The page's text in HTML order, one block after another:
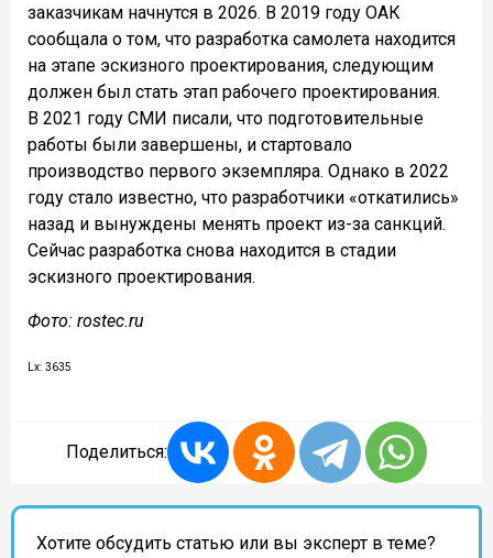
заказчикам начнутся в 2026. В 2019 году ОАК
сообщала о том, что разработка самолета находится
на этапе эскизного проектирования, следующим
должен был стать этап рабочего проектирования.
В 2021 году СМИ писали, что подготовительные
работы были завершены, и стартовало
производство первого экземпляра. Однако в 2022
году стало известно, что разработчики «откатились»
назад и вынуждены менять проект из-за санкций.
Сейчас разработка снова находится в стадии
эскизного проектирования.
Фото: rostec.ru
Lx: 3635
Поделиться:
Хотите обсудить статью или вы эксперт в теме?